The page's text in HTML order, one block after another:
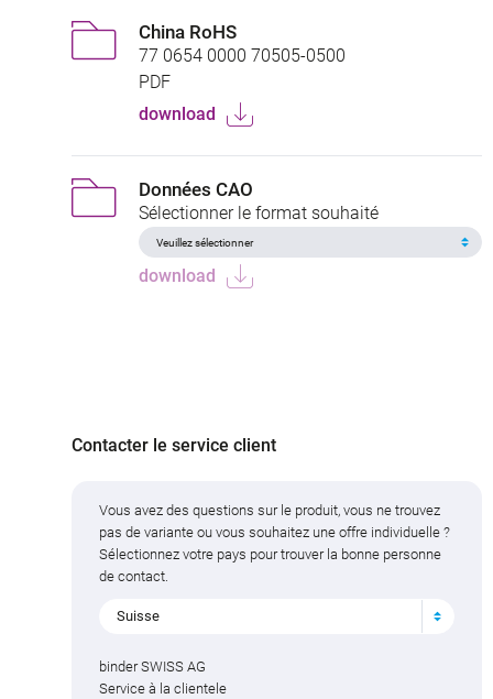
China RoHS
77 0654 0000 70505-0500
PDF
download
Données CAO
Sélectionner le format souhaité
download
Contacter le service client
Vous avez des questions sur le produit, vous ne trouvez
pas de variante ou vous souhaitez une offre individuelle ?
Sélectionnez votre pays pour trouver la bonne personne
de contact.
Suisse
binder SWISS AG
Service à la clientele